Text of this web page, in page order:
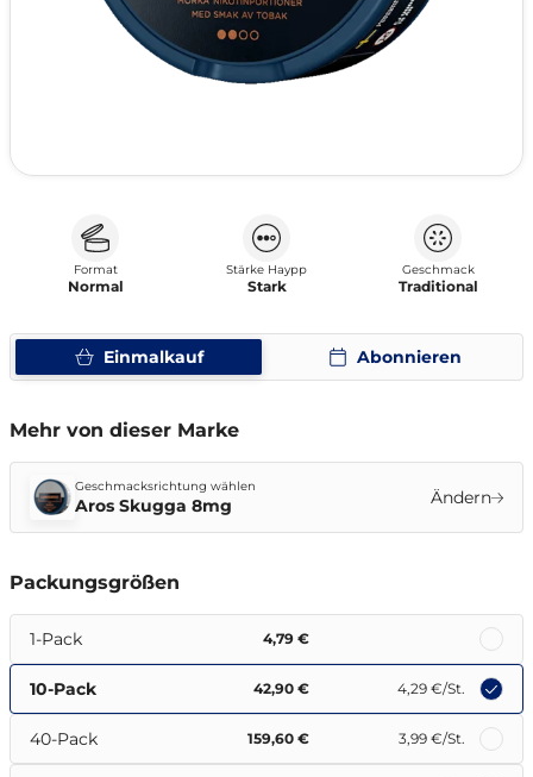
Einmalkauf Abonnieren
Format
Normal
Stärke Haypp
Stark
Geschmack
Traditional
Mehr von dieser Marke
Geschmacksrichtung wählen
Aros Skugga 8mg Ändern
Packungsgrößen
1-Pack 4,79 €
10-Pack 42,90 € 4,29 €/St.
40-Pack 159,60 € 3,99 €/St.